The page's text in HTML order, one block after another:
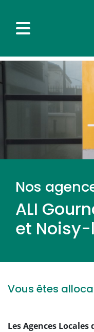
Nos
ALI
et
Vous êtes
Les Agences